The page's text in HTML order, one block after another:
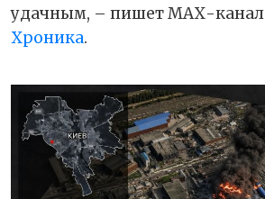
удачным, – пишет МАХ-канал
Хроника.